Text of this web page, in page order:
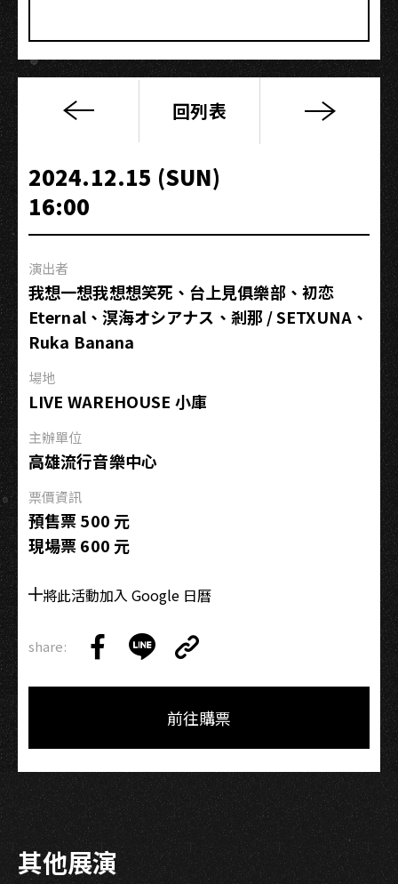
財
到
邪
氣
來
回列表
2024.12.15 (SUN)
16:00
演出者
我想一想我想想笑死、台上見俱樂部、初恋
Eternal、溟海オシアナス、剎那 / SETXUNA、
Ruka Banana
場地
LIVE WAREHOUSE 小庫
主辦單位
高雄流行音樂中心
票價資訊
預售票 500 元
現場票 600 元
將此活動加入 Google 日曆
share:
on
on
Link
Copy
前往購票
其他展演